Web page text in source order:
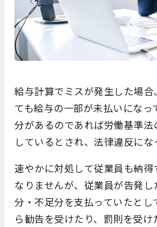
給与計算でミスが発生した場
ても給与の一部が未払いになっ
分があるのであれば労働基準
しているとされ、法律違反にな
速やかに対処して従業員も納
なりませんが、従業員が告発
分・不足分を支払っていたと
ら勧告を受けたり、罰則を受